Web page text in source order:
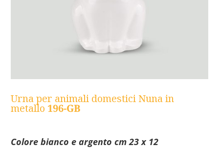
Urna per animali domestici Nuna in
metallo 196-GB
Colore bianco e argento cm 23 x 12